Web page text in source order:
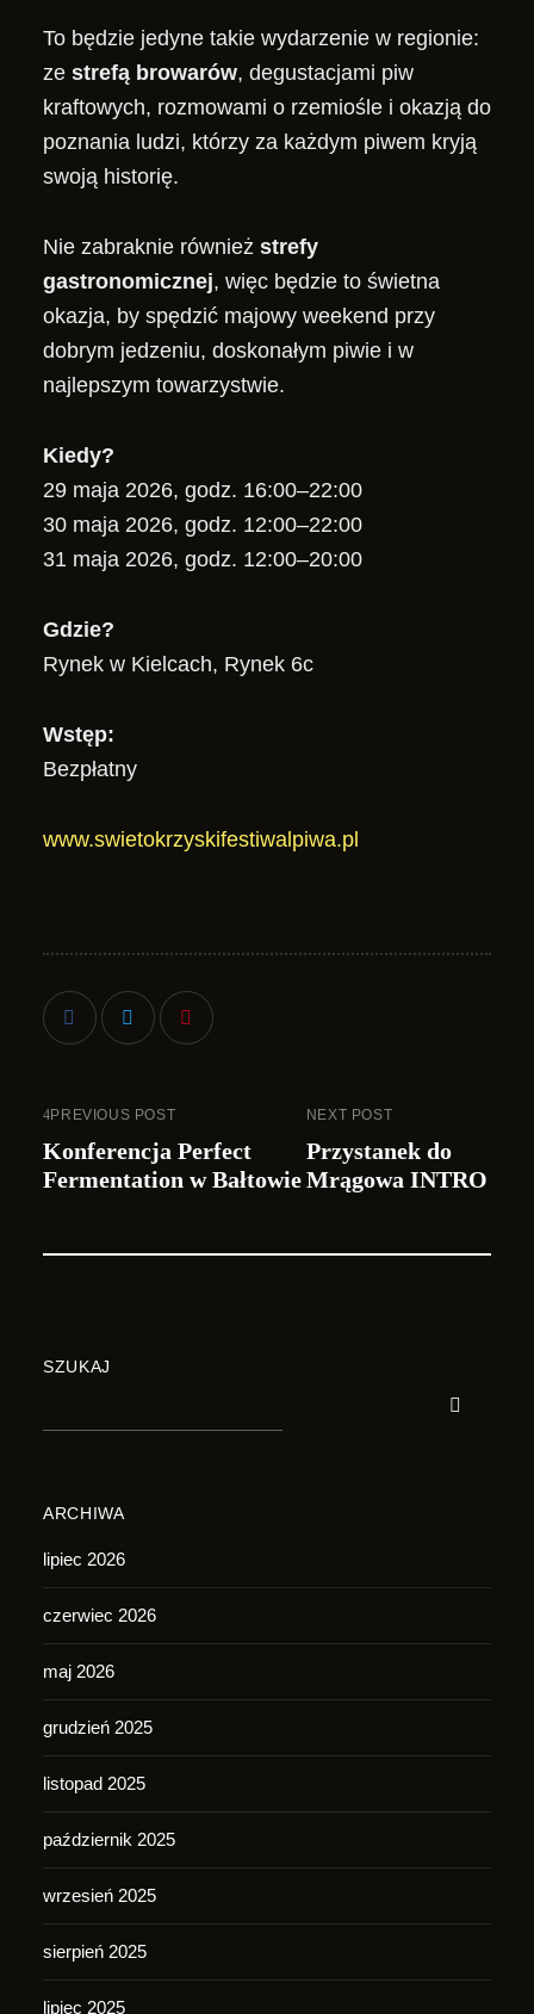
To będzie jedyne takie wydarzenie w regionie:
ze strefą browarów, degustacjami piw
kraftowych, rozmowami o rzemiośle i okazją do
poznania ludzi, którzy za każdym piwem kryją
swoją historię.
Nie zabraknie również strefy
gastronomicznej, więc będzie to świetna
okazja, by spędzić majowy weekend przy
dobrym jedzeniu, doskonałym piwie i w
najlepszym towarzystwie.
Kiedy?
29 maja 2026, godz. 16:00–22:00
30 maja 2026, godz. 12:00–22:00
31 maja 2026, godz. 12:00–20:00
Gdzie?
Rynek w Kielcach, Rynek 6c
Wstęp:
Bezpłatny
www.swietokrzyskifestiwalpiwa.pl
PREVIOUS POST
Konferencja Perfect
Fermentation w Bałtowie
NEXT POST
Przystanek do
Mrągowa INTRO
SZUKAJ
ARCHIWA
lipiec 2026
czerwiec 2026
maj 2026
grudzień 2025
listopad 2025
październik 2025
wrzesień 2025
sierpień 2025
lipiec 2025